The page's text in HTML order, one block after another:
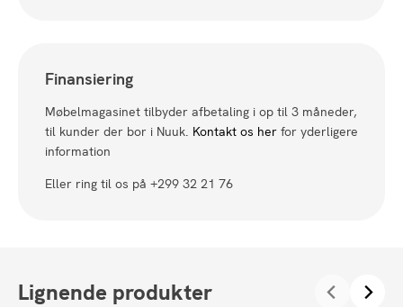
Finansiering
Møbelmagasinet tilbyder afbetaling i op til 3 måneder,
til kunder der bor i Nuuk. Kontakt os her for yderligere
information
Eller ring til os på +299 32 21 76
Lignende produkter